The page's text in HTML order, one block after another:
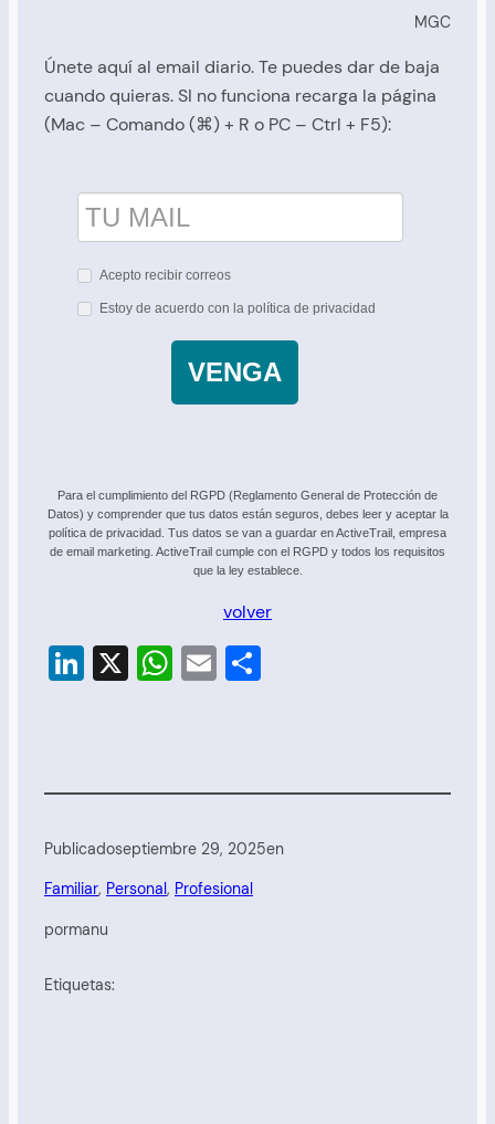
MGC
Únete aquí al email diario. Te puedes dar de baja
cuando quieras. SI no funciona recarga la página
(Mac – Comando (⌘) + R o PC – Ctrl + F5):
Acepto recibir correos
Estoy de acuerdo con la política de privacidad
VENGA
Para el cumplimiento del RGPD (Reglamento General de Protección de
Datos) y comprender que tus datos están seguros, debes leer y aceptar la
política de privacidad. Tus datos se van a guardar en ActiveTrail, empresa
de email marketing. ActiveTrail cumple con el RGPD y todos los requisitos
que la ley establece.
volver
LinkedIn
X WhatsApp
Email
Publicadoseptiembre 29, 2025en
Familiar, Personal, Profesional
pormanu
Etiquetas: